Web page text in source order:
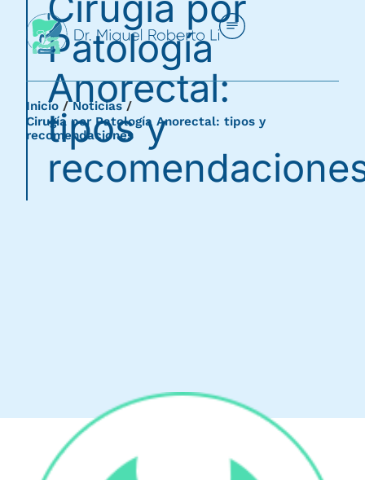
Inicio / Noticias /
Cirugía por Patología Anorectal: tipos y
recomendaciones
Patología
Anorectal:
tipos y